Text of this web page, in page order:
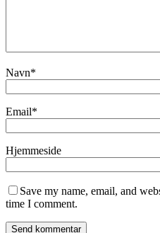
Navn*
Email*
Hjemmeside
Save my name, email, and
time I comment.